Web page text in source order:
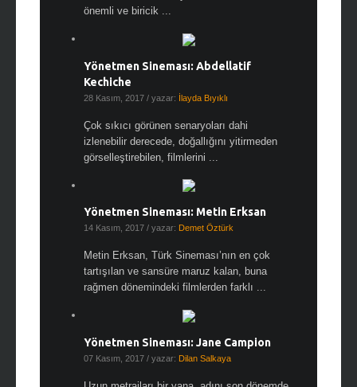
önemli ve biricik ...
Yönetmen Sineması: Abdellatif
Kechiche
28 Kasım, 2017 / yazar: İlayda Bıyıklı
Çok sıkıcı görünen senaryoları dahi
izlenebilir derecede, doğallığını yitirmeden
görselleştirebilen, filmlerini ...
Yönetmen Sineması: Metin Erksan
14 Kasım, 2017 / yazar: Demet Öztürk
Metin Erksan, Türk Sineması’nın en çok
tartışılan ve sansüre maruz kalan, buna
rağmen dönemindeki filmlerden farklı ...
Yönetmen Sineması: Jane Campion
07 Kasım, 2017 / yazar: Dilan Salkaya